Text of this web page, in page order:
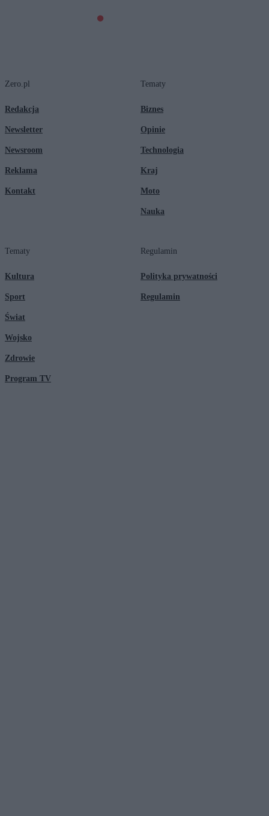
Zero.pl
Redakcja
Newsletter
Newsroom
Reklama
Kontakt
Tematy
Biznes
Opinie
Technologia
Kraj
Moto
Nauka
Tematy
Kultura
Sport
Świat
Wojsko
Zdrowie
Program TV
Regulamin
Polityka prywatności
Regulamin